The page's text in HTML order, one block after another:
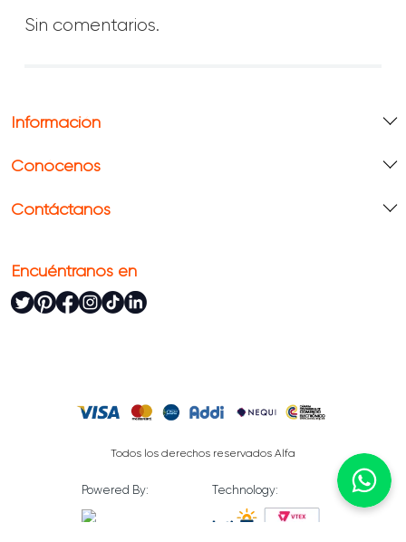
Sin comentarios.
Información
Conócenos
Contáctanos
Encuéntranos en
Todos los derechos reservados Alfa
Powered By: Technology: